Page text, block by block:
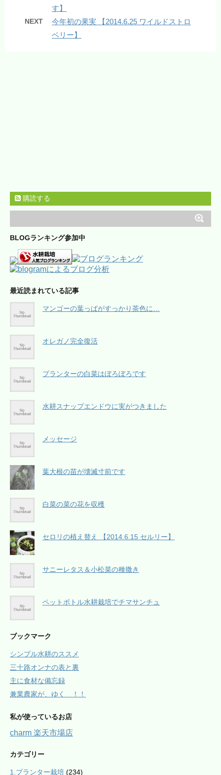
す】
NEXT
今年初の果実 【2014.6.25 ワイルドストロ
ベリー】
購読する
BLOGランキング参加中
最近読まれている記事
マンゴーの葉っぱがすっかり茶色に…
オレガノ完全復活
プランターの白菜はぼろぼろです
水耕スナップエンドウに実がつきました
メッセージ
葉大根の苗が壊滅寸前です
白菜の菜の花を収穫
セロリの植え替え 【2014.6.15 セルリー】
サニーレタス＆小松菜の種撒き
ペットボトル水耕栽培でチマサンチュ
ブックマーク
シンプル水耕のススメ
三十路オンナの表と裏
主に食材な備忘録
兼業農家が、ゆく ！！
私が使っているお店
charm 楽天市場店
カテゴリー
1.プランター栽培 (234)